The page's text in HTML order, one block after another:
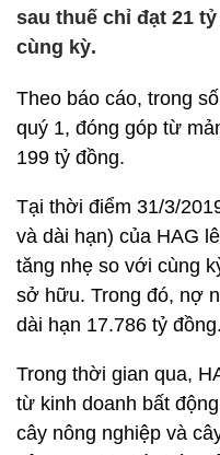
sau thuế chỉ đạt 21
cùng kỳ.
Theo báo cáo, trong
quý 1, đóng góp từ
199 tỷ đồng.
Tại thời điểm 31/3/
và dài hạn) của HAG
tăng nhẹ so với cùng
sở hữu. Trong đó, nợ
dài hạn 17.786 tỷ đồng.
Trong thời gian qua,
từ kinh doanh bất
cây nông nghiệp và